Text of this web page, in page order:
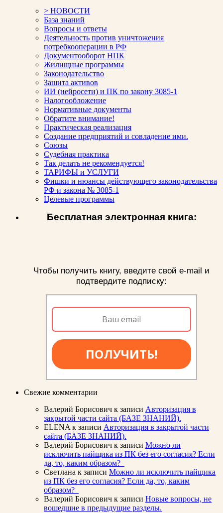
> НОВОСТИ
База знаний
Вопросы и ответы
Деятельность против уничтожения
потребкооперации в РФ
Документооборот НПК
Жилищные программы
Законодательство
Защита активов
ИИ (нейросети) и ПК по закону 3085-1
Налогообложение
Нормативные документы
Обратите внимание!
Практическая реализация
Создание предприятий и совладение ими.
Союзы
Судебная практика
Так делать не рекомендуется!
ТАРИФЫ и УСЛУГИ
Фишки и нюансы действующего законодательства
РФ и закона № 3085-1
Целевые программы
Бесплатная электронная книга:
Чтобы получить книгу, введите свой e-mail и
подтвердите подписку:
ПОЛУЧИТЬ!
Свежие комментарии
Валерий Борисович к записи Авторизация в
закрытой части сайта (БАЗЕ ЗНАНИЙ).
ELENAк записи Авторизация в закрытой части
сайта (БАЗЕ ЗНАНИЙ).
Валерий Борисович к записи Можно ли
исключить пайщика из ПК без его согласия? Если
да, то, каким образом?
Светлана к записи Можно ли исключить пайщика
из ПК без его согласия? Если да, то, каким
образом?
Валерий Борисович к записи Новые вопросы, не
вошедшие в предыдущие разделы.